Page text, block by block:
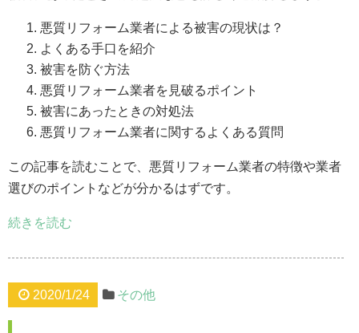
悪質リフォーム業者による被害の現状は？
よくある手口を紹介
被害を防ぐ方法
悪質リフォーム業者を見破るポイント
被害にあったときの対処法
悪質リフォーム業者に関するよくある質問
この記事を読むことで、悪質リフォーム業者の特徴や業者
選びのポイントなどが分かるはずです。
続きを読む
2020/1/24 その他